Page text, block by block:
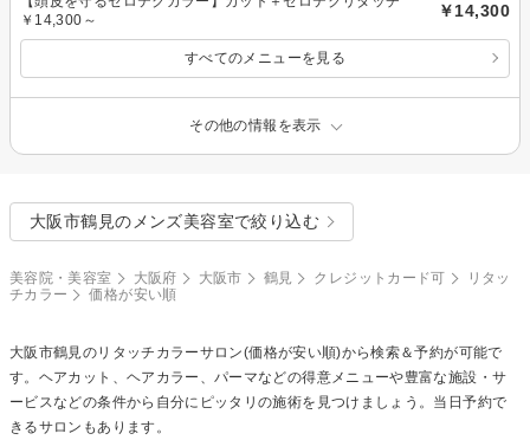
￥14,300～
￥14,300
すべてのメニューを見る
その他の情報を表示
大阪市鶴見のメンズ美容室で絞り込む
美容院・美容室 大阪府 大阪市 鶴見 クレジットカード可
リタッ
チカラー
価格が安い順
大阪市鶴見のリタッチカラーサロン(価格が安い順)から検索＆予約が可能で
す。ヘアカット、ヘアカラー、パーマなどの得意メニューや豊富な施設・サ
ービスなどの条件から自分にピッタリの施術を見つけましょう。当日予約で
きるサロンもあります。